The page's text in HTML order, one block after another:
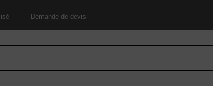
Demande de devis